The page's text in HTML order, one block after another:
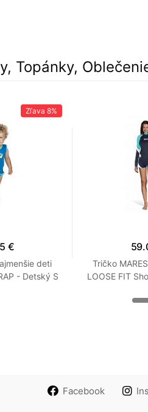
Topánky,
Zľava 8%
€
deti
- Detský S
Tričko
LOOSE FIT
XXS
Facebook